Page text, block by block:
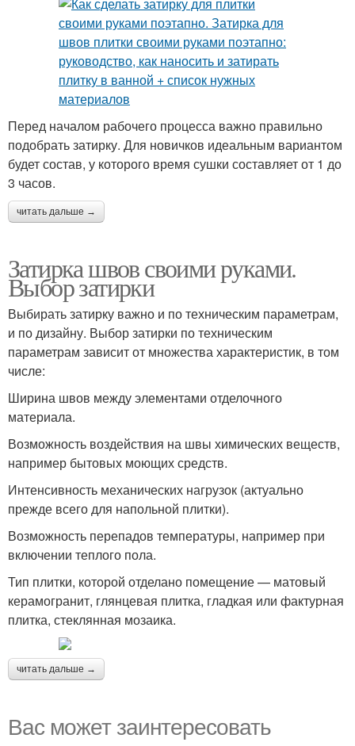
Перед началом рабочего процесса важно правильно
подобрать затирку. Для новичков идеальным вариантом
будет состав, у которого время сушки составляет от 1 до
3 часов.
читать дальше →
Затирка швов своими руками.
Выбор затирки
Выбирать затирку важно и по техническим параметрам,
и по дизайну. Выбор затирки по техническим
параметрам зависит от множества характеристик, в том
числе:
Ширина швов между элементами отделочного
материала.
Возможность воздействия на швы химических веществ,
например бытовых моющих средств.
Интенсивность механических нагрузок (актуально
прежде всего для напольной плитки).
Возможность перепадов температуры, например при
включении теплого пола.
Тип плитки, которой отделано помещение — матовый
керамогранит, глянцевая плитка, гладкая или фактурная
плитка, стеклянная мозаика.
читать дальше →
Вас может заинтересовать